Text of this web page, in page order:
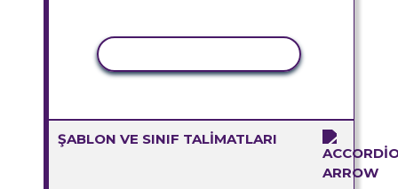
ŞABLON VE SINIF TALIMATLARI